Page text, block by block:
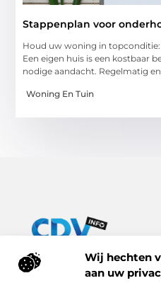
Wij hechten
aan uw
Stappenplan voor
Houd uw woning in
Een eigen huis is een kostbaar
nodige aandacht. Regelmatig
Woning En Tuin
Van praktische tips tot
Ontdek een breed scala aan